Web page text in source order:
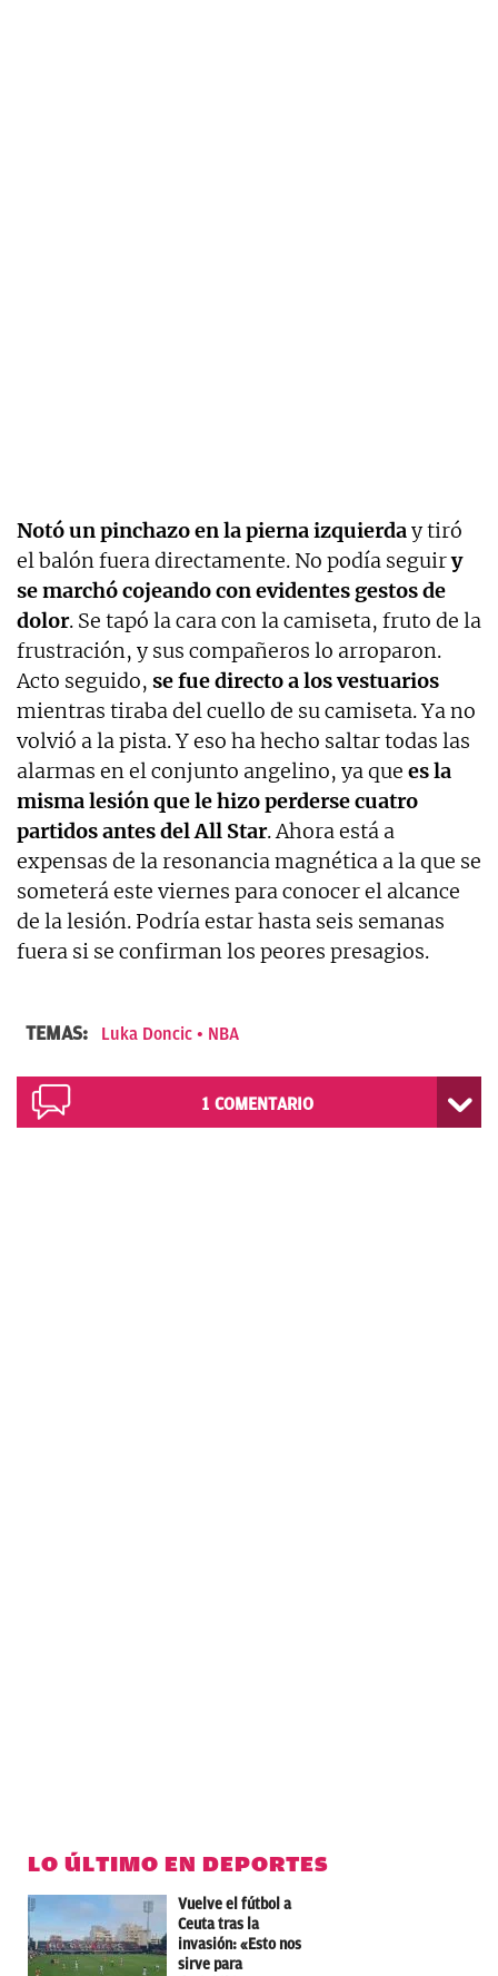
Notó un pinchazo en la pierna izquierday tiró
el balón fuera directamente. No podía seguiry
se marchó cojeando con evidentes gestos de
dolor. Se tapó la cara con la camiseta, fruto de la
frustración, y sus compañeros lo arroparon.
Acto seguido, se fue directo a los vestuarios
mientras tiraba del cuello de su camiseta. Ya no
volvió a la pista. Y eso ha hecho saltar todas las
alarmas en el conjunto angelino, ya que es la
misma lesión que le hizo perderse cuatro
partidos antes del All Star. Ahora está a
expensas de la resonancia magnética a la que se
someterá este viernes para conocer el alcance
de la lesión. Podría estar hasta seis semanas
fuera si se confirman los peores presagios.
TEMAS: Luka Doncic NBA
1 COMENTARIO
LO ÚLTIMO EN DEPORTES
Vuelve el fútbol a
Ceuta tras la
invasión: «Esto nos
sirve para